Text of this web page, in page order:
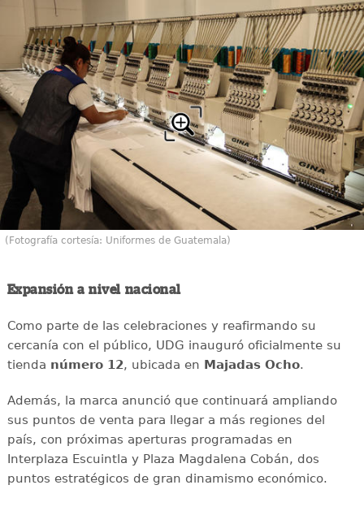
(Fotografía cortesía: Uniformes de Guatemala)
Expansión a nivel nacional
Como parte de las celebraciones y reafirmando su
cercanía con el público, UDG inauguró oficialmente su
tienda número 12, ubicada en Majadas Ocho.
Además, la marca anunció que continuará ampliando
sus puntos de venta para llegar a más regiones del
país, con próximas aperturas programadas en
Interplaza Escuintla y Plaza Magdalena Cobán, dos
puntos estratégicos de gran dinamismo económico.